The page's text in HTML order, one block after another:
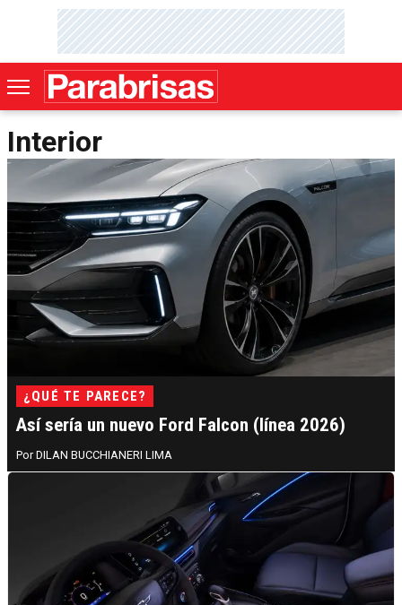
Interior
¿QUÉ TE PARECE?
Así sería un nuevo Ford Falcon (línea 2026)
DILAN BUCCHIANERI LIMA